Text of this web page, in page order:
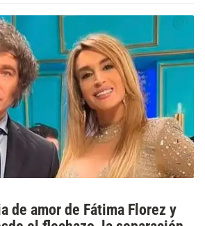
de amor de Fátima Florez y